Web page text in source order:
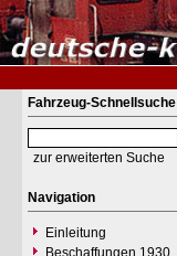
Fahrzeug-Schnellsuche
zur erweiterten Suche
Navigation
Einleitung
Beschaffungen 1930